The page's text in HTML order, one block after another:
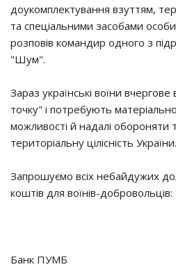
доукомплектування взуттям,
та спеціальними засобами
розповів командир одного з
"Шум".
Зараз українські воїни
точку" і потребують
можливості й надалі обороняти
територіальну цілісність України.
Запрошуємо всіх небайдужих
коштів для воїнів-добровольців:
Банк ПУМБ